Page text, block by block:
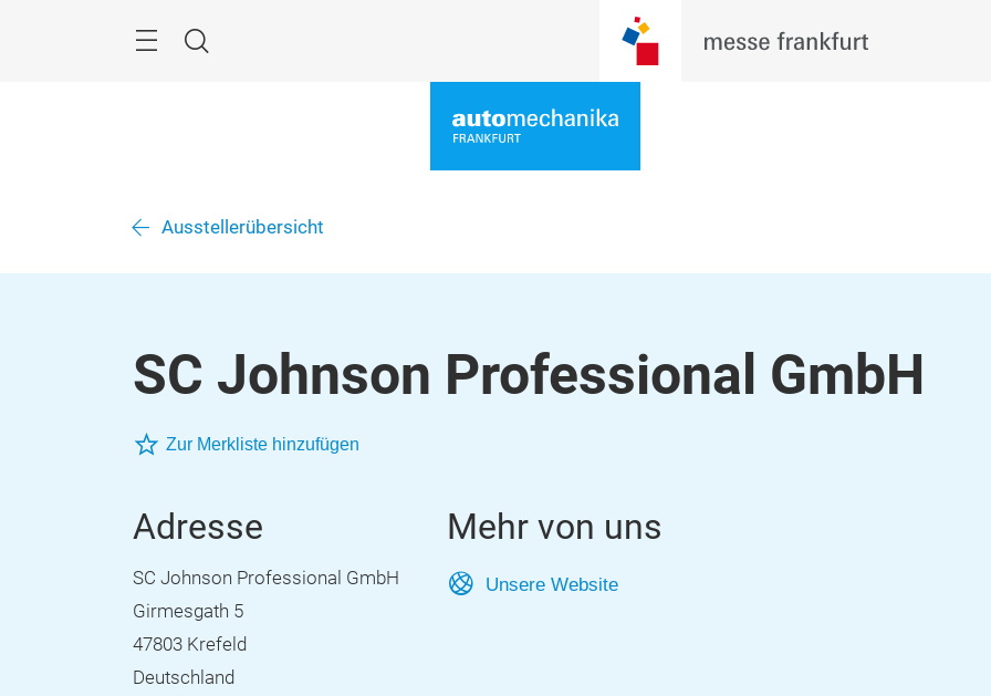
Suche
Ausstellerübersicht
SC Johnson Professional GmbH
Zur Merkliste hinzufügen
Adresse
SC Johnson Professional GmbH
Girmesgath 5
47803 Krefeld
Deutschland
Mehr von uns
Unsere Website